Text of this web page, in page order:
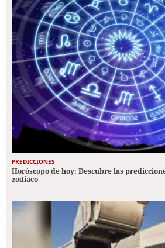
PREDICCIONES
Horóscopo de hoy: Descubre las
zodiaco